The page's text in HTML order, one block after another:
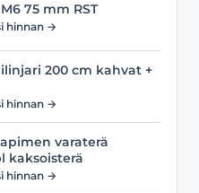
75 mm RST
hinnan →
200 cm kahvat +
hinnan →
varaterä
kaksoisterä
hinnan →